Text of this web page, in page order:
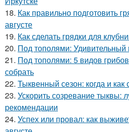
18. Как правильно подготовить
августе
19. Как сделать грядки для
20. Под тополями: Удивительный
21. Под тополями: 5 видов
собрать
22. Тыквенный сезон: когда и как
23. Ускорить созревание тыквы:
рекомендации
24. Успех или провал: как